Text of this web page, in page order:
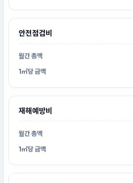
안전점검비
재해예방비